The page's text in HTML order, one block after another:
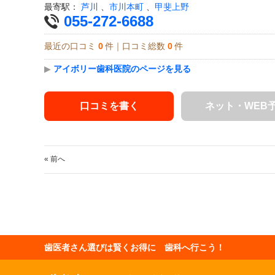
最寄駅： 芦川 市川本町 甲斐上野
055-272-6688
最近の口コミ 0 件｜口コミ総数 0 件
▶ アイボリー歯科医院のページを見る
口コミを書く ネット・WEB
« 前へ
歯医者さん選びは賢くお得に 歯科へ行こう！